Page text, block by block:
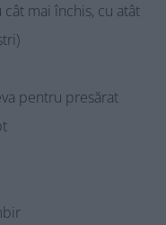
mai închis, cu atât
pentru presărat